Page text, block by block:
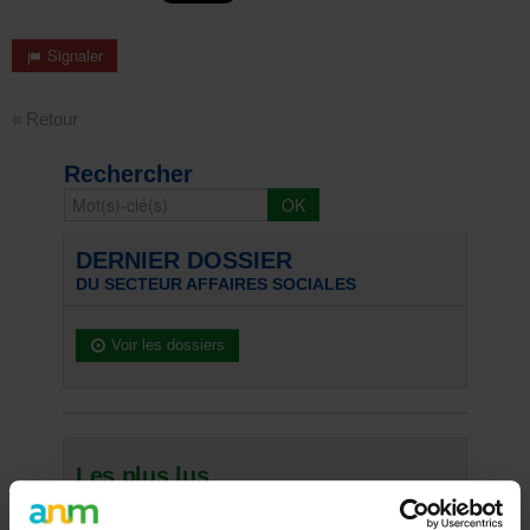
Signaler
« Retour
Rechercher
DERNIER DOSSIER
DU SECTEUR AFFAIRES SOCIALES
Voir les dossiers
Les plus lus